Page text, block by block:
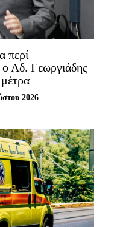
περί
Αδ. Γεωργιάδης
2026